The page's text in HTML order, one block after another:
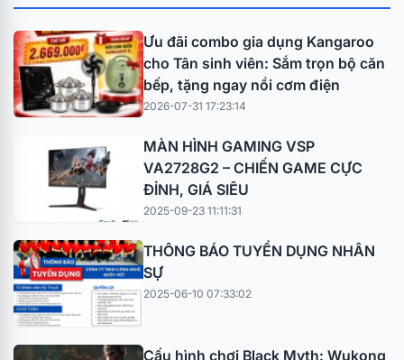
Ưu đãi combo gia dụng Kangaroo
cho Tân sinh viên: Sắm trọn bộ căn
bếp, tặng ngay nồi cơm điện
2026-07-31 17:23:14
MÀN HÌNH GAMING VSP
VA2728G2 – CHIẾN GAME CỰC
ĐỈNH, GIÁ SIÊU
2025-09-23 11:11:31
THÔNG BÁO TUYỂN DỤNG NHÂN
SỰ
2025-06-10 07:33:02
Cấu hình chơi Black Myth: Wukong